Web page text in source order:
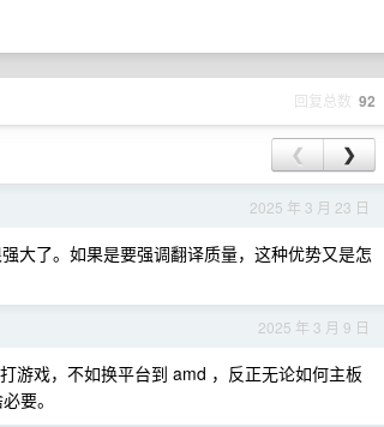
回复总数 92
❮ ❯
2025 年 3 月 23 日
大了。如果是要强调翻译质量，这种优势又是怎
2025 年 3 月 9 日
游戏，不如换平台到 amd ，反正无论如何主板
要。